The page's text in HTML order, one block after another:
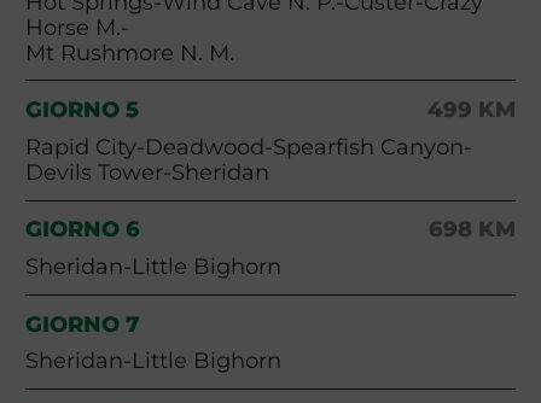
Horse M.-
Mt Rushmore N. M.
GIORNO 5
499 KM
Rapid City-Deadwood-Spearfish Canyon-
Devils Tower-Sheridan
GIORNO 6
698 KM
Sheridan-Little Bighorn
GIORNO 7
Sheridan-Little Bighorn